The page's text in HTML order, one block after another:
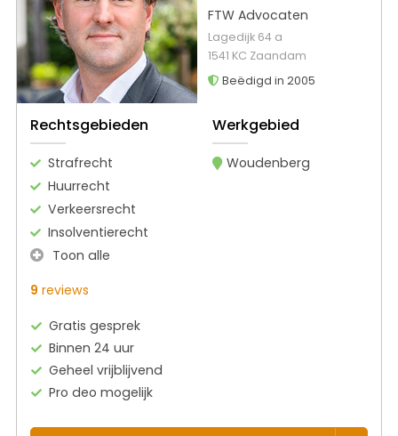
FTW Advocaten
Lagedijk 64 a
1541 KC Zaandam
Beëdigd in 2005
Rechtsgebieden
Strafrecht
Huurrecht
Verkeersrecht
Insolventierecht
Toon alle
Werkgebied
Woudenberg
9 reviews
Gratis gesprek
Binnen 24 uur
Geheel vrijblijvend
Pro deo mogelijk